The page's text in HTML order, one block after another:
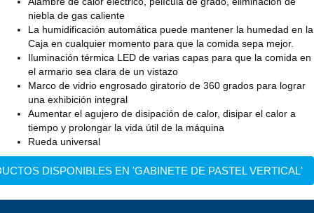
niebla de gas caliente
La humidificación automática puede mantener la humedad en la
Caja en cualquier momento para que la comida sepa mejor.
Iluminación térmica LED de varias capas para que la comida en
el armario sea clara de un vistazo
Marco de vidrio engrosado giratorio de 360 grados para lograr
una exhibición integral
Aumentar el agujero de disipación de calor, disipar el calor a
tiempo y prolongar la vida útil de la máquina
Rueda universal
DISPONIBLES EN 'GABINETE DE PASTEL VERTICAL'